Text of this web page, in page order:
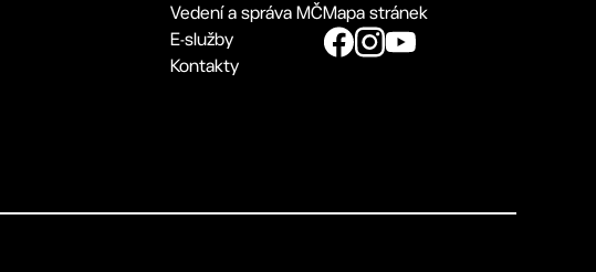
Vedení a správa MČ
E-služby
Kontakty
Mapa stránek